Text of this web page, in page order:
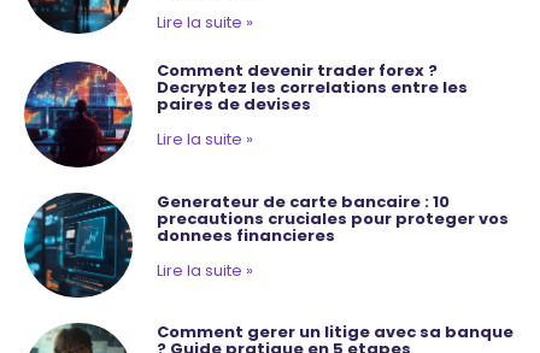
Lire la suite »
Comment devenir trader forex ?
Decryptez les correlations entre les
paires de devises
Lire la suite »
Generateur de carte bancaire : 10
precautions cruciales pour proteger vos
donnees financieres
Lire la suite »
Comment gerer un litige avec sa banque